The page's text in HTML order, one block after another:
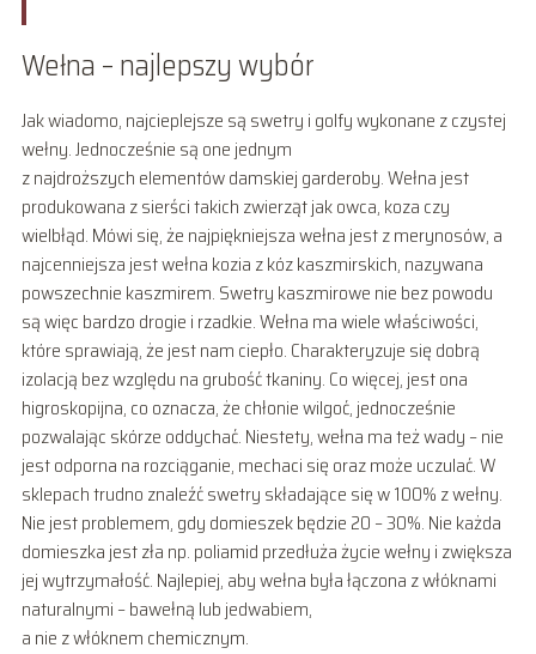
Wełna – najlepszy wybór
Jak wiadomo, najcieplejsze są swetry i golfy wykonane z czystej
wełny. Jednocześnie są one jednym
z najdroższych elementów damskiej garderoby. Wełna jest
produkowana z sierści takich zwierząt jak owca, koza czy
wielbłąd. Mówi się, że najpiękniejsza wełna jest z merynosów, a
najcenniejsza jest wełna kozia z kóz kaszmirskich, nazywana
powszechnie kaszmirem. Swetry kaszmirowe nie bez powodu
są więc bardzo drogie i rzadkie. Wełna ma wiele właściwości,
które sprawiają, że jest nam ciepło. Charakteryzuje się dobrą
izolacją bez względu na grubość tkaniny. Co więcej, jest ona
higroskopijna, co oznacza, że chłonie wilgoć, jednocześnie
pozwalając skórze oddychać. Niestety, wełna ma też wady – nie
jest odporna na rozciąganie, mechaci się oraz może uczulać. W
sklepach trudno znaleźć swetry składające się w 100% z wełny.
Nie jest problemem, gdy domieszek będzie 20 – 30%. Nie każda
domieszka jest zła np. poliamid przedłuża życie wełny i zwiększa
jej wytrzymałość. Najlepiej, aby wełna była łączona z włóknami
naturalnymi – bawełną lub jedwabiem,
a nie z włóknem chemicznym.